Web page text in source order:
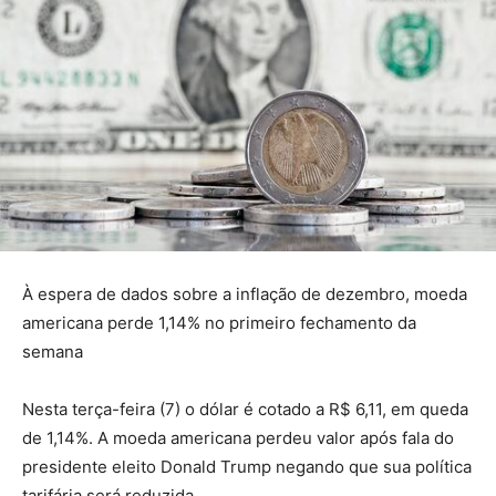
À espera de dados sobre a inflação de dezembro, moeda
americana perde 1,14% no primeiro fechamento da
semana
Nesta terça-feira (7) o dólar é cotado a R$ 6,11, em queda
de 1,14%. A moeda americana perdeu valor após fala do
presidente eleito Donald Trump negando que sua política